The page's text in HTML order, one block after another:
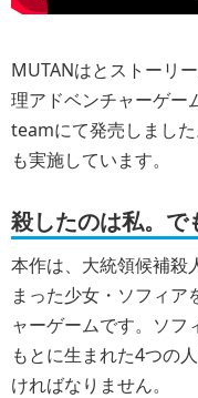
MUTANはとストーリ
理アドベンチャーゲー
teamにて発売しまし
も実施しています。
殺したのは私。
本作は、大統領候補殺
まった少女・ソフィア
ャーゲームです。ソフ
もとに生まれた4つの
ければなりません。